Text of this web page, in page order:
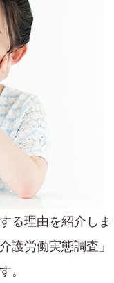
る理由を紹介しま
護労働実態調査」
。